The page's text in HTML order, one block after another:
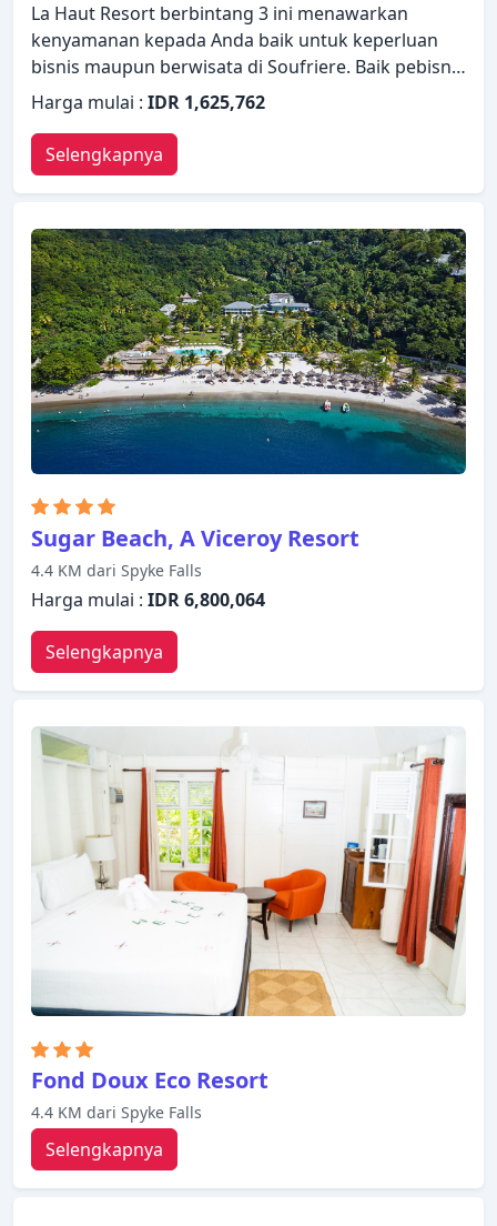
La Haut Resort berbintang 3 ini menawarkan
kenyamanan kepada Anda baik untuk keperluan
bisnis maupun berwisata di Soufriere. Baik pebisnis
maupun wisatawan, keduanya dapat menikmati
fasilitas dan layanan hotel. Layanan kamar, antar-
jemput bandara, business center, restoran, tur
hanyalah beberapa dari berbagai fasilitas yang
ditawarkan. AC, balkon/teras, telepon, kipas angin,
TV satelit/kabel dapat ditemukan di beberapa
kamar. Untuk meningkatkan kualitas pengalaman
menginap para tamu, hotel ini menawarkan
fasilitas rekreasi seperti pusat kebugaran, kolam
renang (luar ruangan), pijat, bilyar, taman. Dengan
layanan handal dan staf profesional, La Haut Resort
memenuhi kebutuhan Anda.
Harga mulai : IDR 1,625,762
Selengkapnya
Sugar Beach, A Viceroy Resort
4.4 KM dari Spyke Falls
Harga mulai : IDR 6,800,064
Selengkapnya
Fond Doux Eco Resort
4.4 KM dari Spyke Falls
Selengkapnya